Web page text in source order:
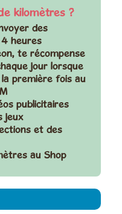
kilomètres ?
des
heures
te récompense
jour lorsque
première fois au
publicitaires
jeux
et des
au Shop